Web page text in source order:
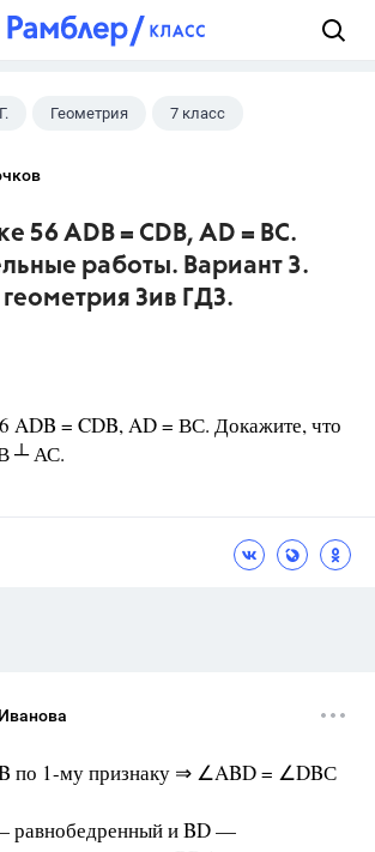
Геометрия 7 класс
56 ADB = CDB, AD = ВС.
работы. Вариант 3.
геометрия Зив ГДЗ.
ADB = CDB, AD = ВС. Докажите, что
┴ АС.
по 1-му признаку ⇒ ∠ABD = ∠DBС
равнобедренный и BD —